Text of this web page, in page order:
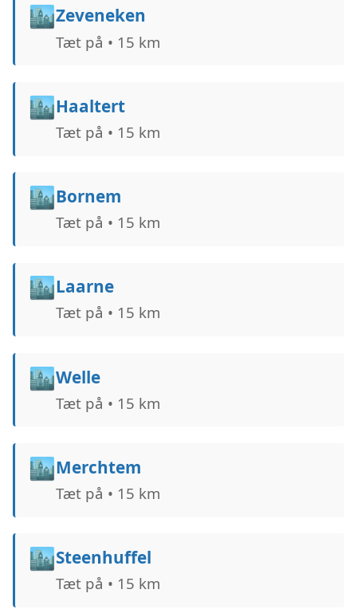
🏙️Zeveneken
Tæt på • 15 km
🏙️Haaltert
Tæt på • 15 km
🏙️Bornem
Tæt på • 15 km
🏙️Laarne
Tæt på • 15 km
🏙️Welle
Tæt på • 15 km
🏙️Merchtem
Tæt på • 15 km
🏙️Steenhuffel
Tæt på • 15 km